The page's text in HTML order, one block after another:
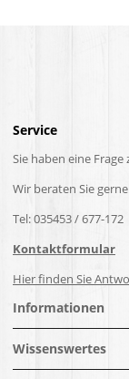
Service
Sie haben eine
Wir beraten Sie
Tel: 035453 / 677-172
Kontaktformular
Hier finden Sie
Informationen
Wissenswertes